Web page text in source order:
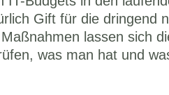
Gift für die dringend
lassen sich
was man hat und